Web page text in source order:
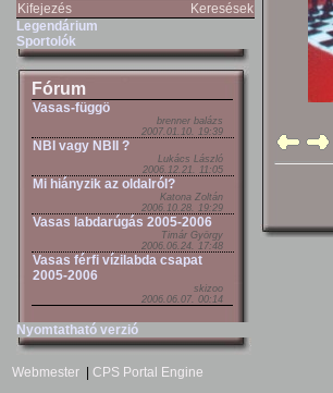
Kifejezés
Keresések
Legendárium
Sportolók
Fórum
Vasas-függö
brenner balázs
2007.01.10. 19:39
NBI vagy NBII ?
Lukács László
2006.12.21. 11:05
Mi hiányzik az oldalról?
Katona Zoltán
2006.10.28. 19:29
Vasas labdarúgás 2005-2006
Timár György
2006.06.24. 17:48
Vasas férfi vízilabda csapat
2005-2006
skizoo
2006.06.07. 00:14
Nyomtatható verzió
Webmester CPS Portal Engine